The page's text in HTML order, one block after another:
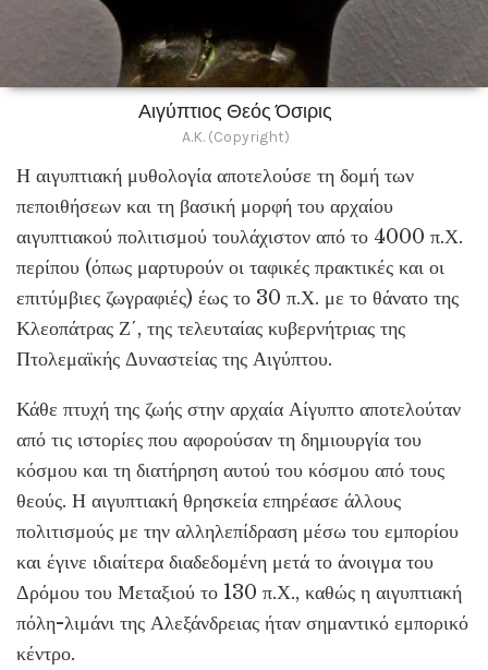
Αιγύπτιος Θεός Όσιρις
A.K. (Copyright)
Η αιγυπτιακή μυθολογία αποτελούσε τη δομή των
πεποιθήσεων και τη βασική μορφή του αρχαίου
αιγυπτιακού πολιτισμού τουλάχιστον από το 4000 π.Χ.
περίπου (όπως μαρτυρούν οι ταφικές πρακτικές και οι
επιτύμβιες ζωγραφιές) έως το 30 π.Χ. με το θάνατο της
Κλεοπάτρας Ζ΄, της τελευταίας κυβερνήτριας της
Πτολεμαϊκής Δυναστείας της Αιγύπτου.
Κάθε πτυχή της ζωής στην αρχαία Αίγυπτο αποτελούταν
από τις ιστορίες που αφορούσαν τη δημιουργία του
κόσμου και τη διατήρηση αυτού του κόσμου από τους
θεούς. Η αιγυπτιακή θρησκεία επηρέασε άλλους
πολιτισμούς με την αλληλεπίδραση μέσω του εμπορίου
και έγινε ιδιαίτερα διαδεδομένη μετά το άνοιγμα του
Δρόμου του Μεταξιού το 130 π.Χ., καθώς η αιγυπτιακή
πόλη-λιμάνι της Αλεξάνδρειας ήταν σημαντικό εμπορικό
κέντρο.